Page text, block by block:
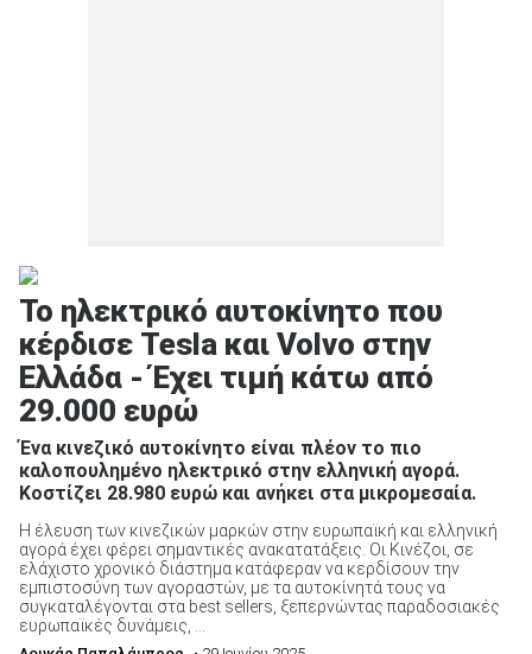
Το ηλεκτρικό αυτοκίνητο που
κέρδισε Tesla και Volvo στην
Ελλάδα - Έχει τιμή κάτω από
29.000 ευρώ
Ένα κινεζικό αυτοκίνητο είναι πλέον το πιο
καλοπουλημένο ηλεκτρικό στην ελληνική αγορά.
Κοστίζει 28.980 ευρώ και ανήκει στα μικρομεσαία.
Η έλευση των κινεζικών μαρκών στην ευρωπαϊκή και ελληνική
αγορά έχει φέρει σημαντικές ανακατατάξεις. Οι Κινέζοι, σε
ελάχιστο χρονικό διάστημα κατάφεραν να κερδίσουν την
εμπιστοσύνη των αγοραστών, με τα αυτοκίνητά τους να
συγκαταλέγονται στα best sellers, ξεπερνώντας παραδοσιακές
ευρωπαϊκές δυνάμεις, ...